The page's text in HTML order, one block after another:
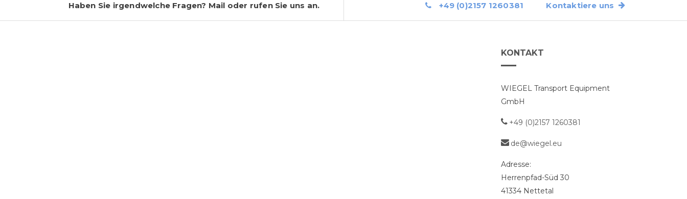
Haben Sie irgendwelche Fragen? Mail oder rufen Sie uns an. +49 (0)2157 1260381 Kontaktiere uns
KONTAKT
WIEGEL Transport Equipment
GmbH
+49 (0)2157 1260381
de@wiegel.eu
Adresse:
Herrenpfad-Süd 30
41334 Nettetal